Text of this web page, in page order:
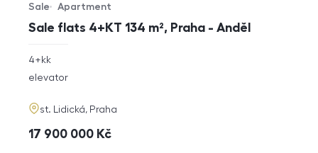
Sale flats 4+KT 134 m², Praha - Anděl
Offer type
Sale
Property type
Apartment
rozměry
4+kk
funkce
elevator
adresa
st. Lidická, Praha
cena
17 900 000 Kč